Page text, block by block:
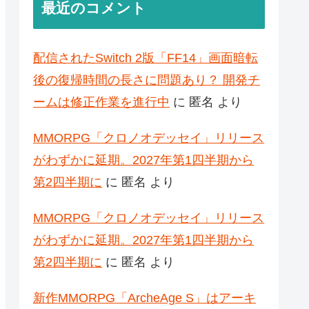
最近のコメント
配信されたSwitch 2版「FF14」画面暗転
後の復帰時間の長さに問題あり？ 開発チ
ームは修正作業を進行中 に 匿名 より
MMORPG「クロノオデッセイ」リリース
がわずかに延期。2027年第1四半期から
第2四半期に に 匿名 より
MMORPG「クロノオデッセイ」リリース
がわずかに延期。2027年第1四半期から
第2四半期に に 匿名 より
新作MMORPG「ArcheAge S」はアーキ